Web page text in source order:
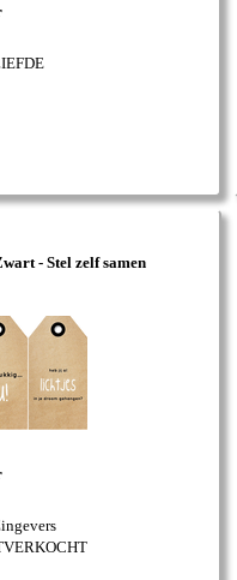
- Stel zelf samen